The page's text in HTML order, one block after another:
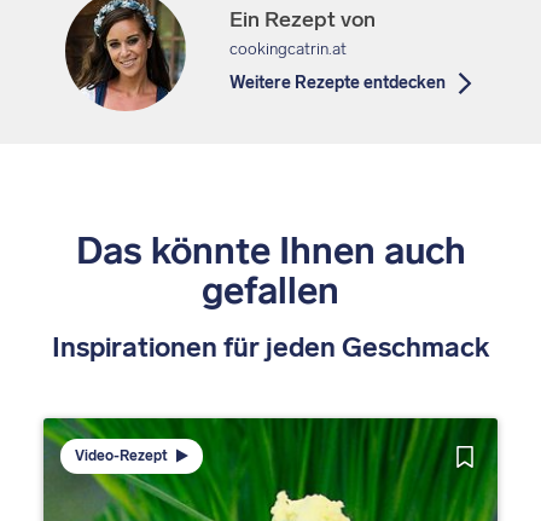
Ein Rezept von
cookingcatrin.at
Weitere Rezepte entdecken
Das könnte Ihnen auch
gefallen
Inspirationen für jeden Geschmack
Video-Rezept